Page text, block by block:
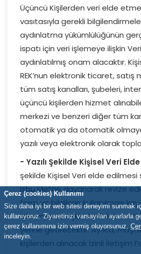
Üçüncü Kişilerden veri elde
vasıtasıyla gerekli
aydınlatma yükümlülüğünün
ispatı için veri işlemeye ilişkin
aydınlatılmış onam alacaktır.
REK’nun elektronik ticaret, satış
tüm satış kanalları, şubeleri,
üçüncü kişilerden hizmet
merkezi ve benzeri diğer tüm
otomatik ya da otomatik
yazılı veya elektronik olarak
- Yazılı Şekilde Kişisel Veri
şekilde Kişisel Veri elde edilmesi
işbu Metne dayanarak revize
form ve bilgilerin kullanılması
işlenmesine ilişkin Aydınlatma
yerine getirecektir. Ayrıca,
kişilerden alınacak İzinli İletişim
Çerez (cookies) Kullanımı
Size daha iyi bir web sitesi deneyimi sunmak
kullanıyoruz. Ziyaretinizi varsayılan ayarlarla
çerez kullanımına izin vermiş oluyorsunuz.
inceleyin.